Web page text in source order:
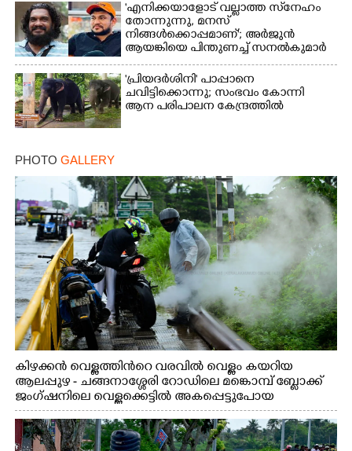
'എനിക്കയാളോട് വല്ലാത്ത സ്‌നേഹം
തോന്നുന്നു, മനസ്
നിങ്ങൾക്കൊപ്പമാണ്'; അർജുൻ
ആയങ്കിയെ പിന്തുണച്ച് സനൽകുമാർ
'പ്രിയദർശിനി' പാപ്പാനെ
ചവിട്ടിക്കൊന്നു; സംഭവം കോന്നി
ആന പരിപാലന കേന്ദ്രത്തിൽ
PHOTO GALLERY
കിഴക്കൻ വെള്ളത്തിൻറെ വരവിൽ വെള്ളം കയറിയ
ആലപ്പുഴ - ചങ്ങനാശ്ശേരി റോഡിലെ മങ്കൊമ്പ് ബ്ലോക്ക്
ജംഗ്ഷനിലെ വെള്ളക്കെട്ടിൽ അകപ്പെട്ടുപോയ
ബൈക്കിന്റെ സൈലൻസറിലേക്ക് വെള്ളം
കയറിയതിനെത്തുടർന്ന് വാഹനം പരിശോധിക്കുന്ന
യാത്രക്കാർ
×
Share this link